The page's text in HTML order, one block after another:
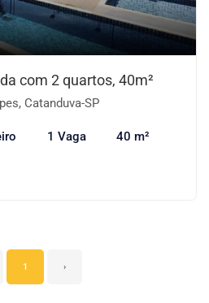
com 2 quartos, 40m²
Catanduva-SP
1 Vaga 40 m²
1 ›